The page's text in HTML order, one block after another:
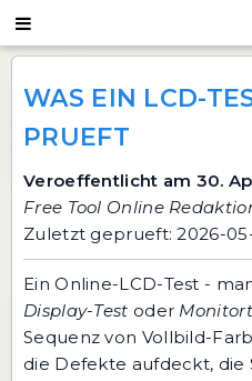
WAS EIN LCD-
PRUEFT
Veroeffentlicht am 30.
Free Tool Online
Zuletzt geprueft: 2026-
Ein Online-LCD-Test -
Display-Test oder
Sequenz von Vollbild-
die Defekte aufdeckt, die